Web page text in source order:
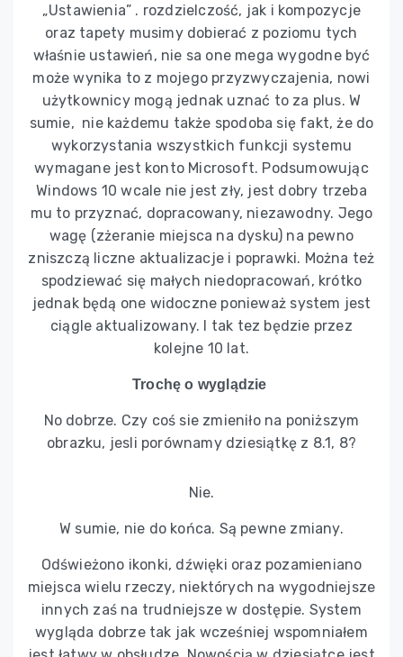
„Ustawienia” . rozdzielczość, jak i kompozycje
oraz tapety musimy dobierać z poziomu tych
właśnie ustawień, nie sa one mega wygodne być
może wynika to z mojego przyzwyczajenia, nowi
użytkownicy mogą jednak uznać to za plus. W
sumie, nie każdemu także spodoba się fakt, że do
wykorzystania wszystkich funkcji systemu
wymagane jest konto Microsoft. Podsumowując
Windows 10 wcale nie jest zły, jest dobry trzeba
mu to przyznać, dopracowany, niezawodny. Jego
wagę (zżeranie miejsca na dysku) na pewno
zniszczą liczne aktualizacje i poprawki. Można też
spodziewać się małych niedopracowań, krótko
jednak będą one widoczne ponieważ system jest
ciągle aktualizowany. I tak tez będzie przez
kolejne 10 lat.
Trochę o wyglądzie
No dobrze. Czy coś sie zmieniło na poniższym
obrazku, jesli porównamy dziesiątkę z 8.1, 8?
Nie.
W sumie, nie do końca. Są pewne zmiany.
Odświeżono ikonki, dźwięki oraz pozamieniano
miejsca wielu rzeczy, niektórych na wygodniejsze
innych zaś na trudniejsze w dostępie. System
wygląda dobrze tak jak wcześniej wspomniałem